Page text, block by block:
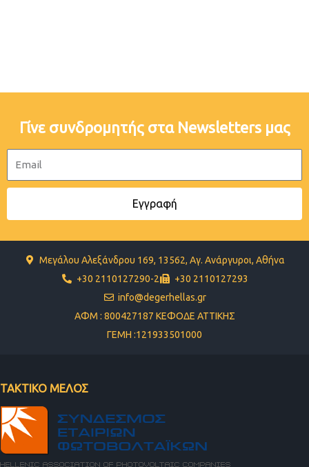
Γίνε συνδρομητής στα Newsletters μας
Εγγραφή
Μεγάλου Αλεξάνδρου 169, 13562, Αγ. Ανάργυροι, Αθήνα
+30 2110127290-2
+30 2110127293
info@degerhellas.gr
ΑΦΜ : 800427187 ΚΕΦΟΔΕ ΑΤΤΙΚΗΣ
ΓΕΜΗ :121933501000
ΤΑΚΤΙΚΟ ΜΕΛΟΣ